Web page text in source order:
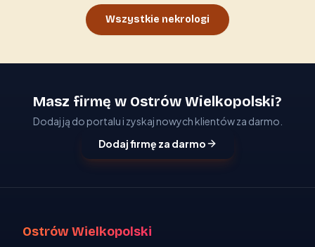
Wszystkie nekrologi
Masz firmę w Ostrów Wielkopolski?
Dodaj ją do portalu i zyskaj nowych klientów za darmo.
Dodaj firmę za darmo
Ostrów Wielkopolski